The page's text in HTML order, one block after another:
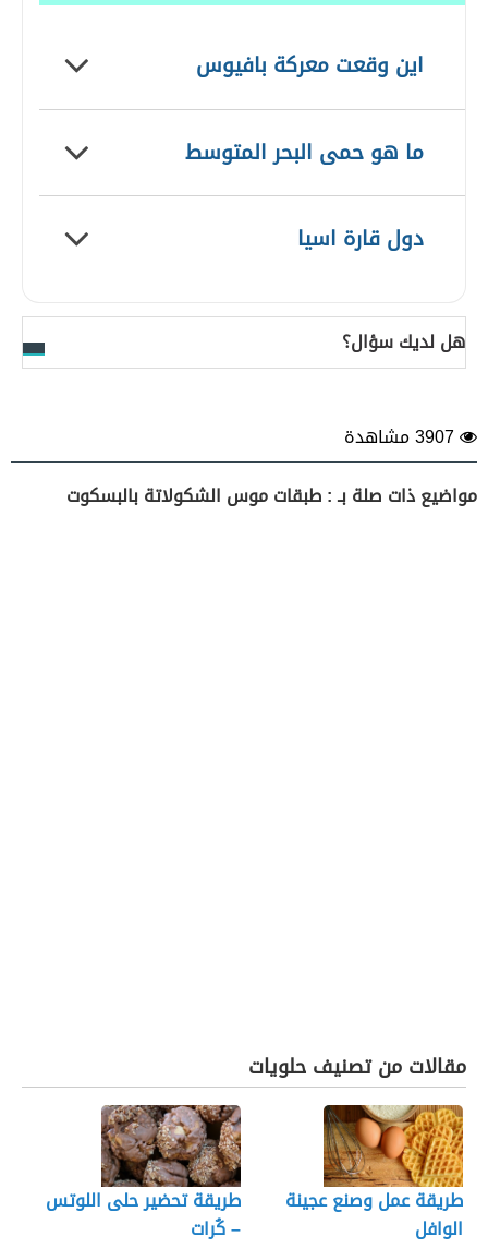
اين وقعت معركة بافيوس
ما هو حمى البحر المتوسط
دول قارة اسيا
هل لديك سؤال؟
مواضيع ذات صلة بـ : طبقات موس الشكولاتة بالبسكوت
مقالات من تصنيف حلويات
طريقة عمل وصنع عجينة
الوافل
طريقة تحضير حلى اللوتس
– كُرات